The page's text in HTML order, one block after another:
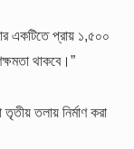
একটিতে প্রায় ১,৫০০
থাকবে।”
তলায় নির্মাণ করা